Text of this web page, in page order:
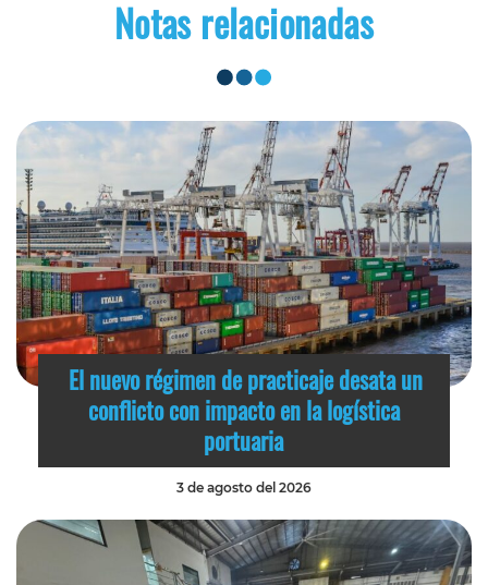
Notas relacionadas
El nuevo régimen de practicaje desata un
conflicto con impacto en la logística
portuaria
3 de agosto del 2026